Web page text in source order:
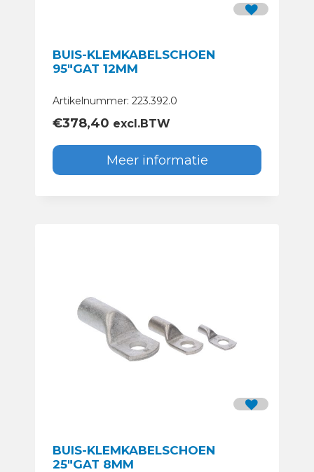
BUIS-KLEMKABELSCHOEN
95″GAT 12MM
Artikelnummer: 223.392.0
€378,40 excl.BTW
Meer informatie
BUIS-KLEMKABELSCHOEN
25″GAT 8MM